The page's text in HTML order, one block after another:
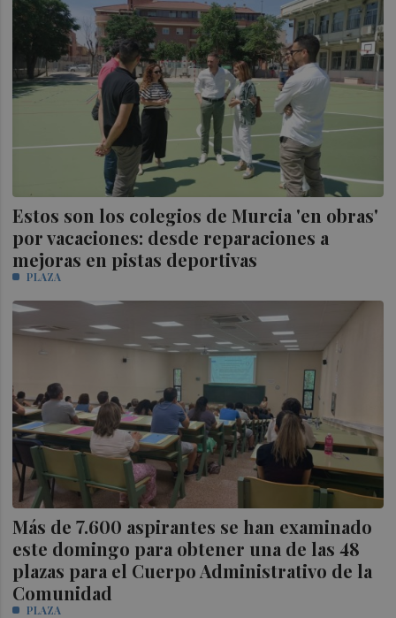
Estos son los colegios de Murcia 'en obras'
por vacaciones: desde reparaciones a
mejoras en pistas deportivas
PLAZA
Más de 7.600 aspirantes se han examinado
este domingo para obtener una de las 48
plazas para el Cuerpo Administrativo de la
Comunidad
PLAZA